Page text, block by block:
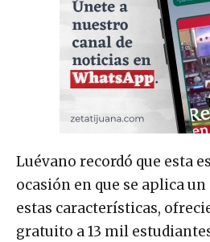
Luévano recordó que esta
ocasión en que se aplica
estas características,
gratuito a 13 mil